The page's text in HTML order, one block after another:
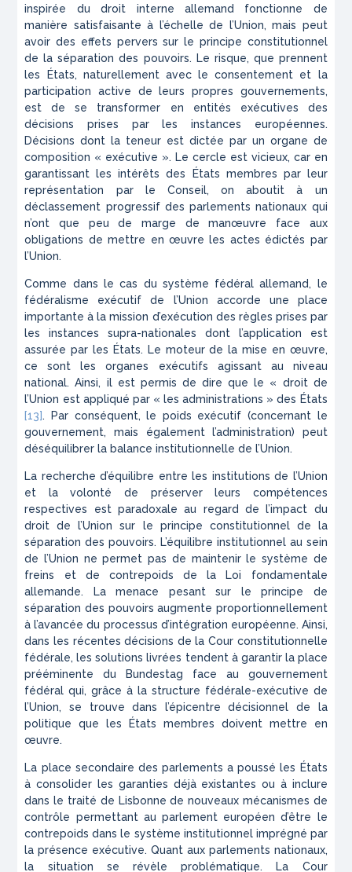
inspirée du droit interne allemand fonctionne de
manière satisfaisante à l’échelle de l’Union, mais peut
avoir des effets pervers sur le principe constitutionnel
de la séparation des pouvoirs. Le risque, que prennent
les États, naturellement avec le consentement et la
participation active de leurs propres gouvernements,
est de se transformer en entités exécutives des
décisions prises par les instances européennes.
Décisions dont la teneur est dictée par un organe de
composition « exécutive ». Le cercle est vicieux, car en
garantissant les intérêts des États membres par leur
représentation par le Conseil, on aboutit à un
déclassement progressif des parlements nationaux qui
n’ont que peu de marge de manœuvre face aux
obligations de mettre en œuvre les actes édictés par
l’Union.
Comme dans le cas du système fédéral allemand, le
fédéralisme exécutif de l’Union accorde une place
importante à la mission d’exécution des règles prises par
les instances supra-nationales dont l’application est
assurée par les États. Le moteur de la mise en œuvre,
ce sont les organes exécutifs agissant au niveau
national. Ainsi, il est permis de dire que le « droit de
l’Union est appliqué par « les administrations » des États
[13]. Par conséquent, le poids exécutif (concernant le
gouvernement, mais également l’administration) peut
déséquilibrer la balance institutionnelle de l’Union.
La recherche d’équilibre entre les institutions de l’Union
et la volonté de préserver leurs compétences
respectives est paradoxale au regard de l’impact du
droit de l’Union sur le principe constitutionnel de la
séparation des pouvoirs. L’équilibre institutionnel au sein
de l’Union ne permet pas de maintenir le système de
freins et de contrepoids de la Loi fondamentale
allemande. La menace pesant sur le principe de
séparation des pouvoirs augmente proportionnellement
à l’avancée du processus d’intégration européenne. Ainsi,
dans les récentes décisions de la Cour constitutionnelle
fédérale, les solutions livrées tendent à garantir la place
prééminente du
Bundestag face au gouvernement
fédéral qui, grâce à la structure fédérale-exécutive de
l’Union, se trouve dans l’épicentre décisionnel de la
politique que les États membres doivent mettre en
œuvre.
La place secondaire des parlements a poussé les États
à consolider les garanties déjà existantes ou à inclure
dans le traité de Lisbonne de nouveaux mécanismes de
contrôle permettant au parlement européen d’être le
contrepoids dans le système institutionnel imprégné par
la présence exécutive. Quant aux parlements nationaux,
la situation se révèle problématique. La Cour